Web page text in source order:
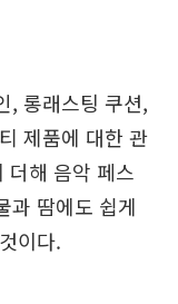
, 롱래스팅 쿠션,
제품에 대한 관
더해 음악 페스
과 땀에도 쉽게
이다.